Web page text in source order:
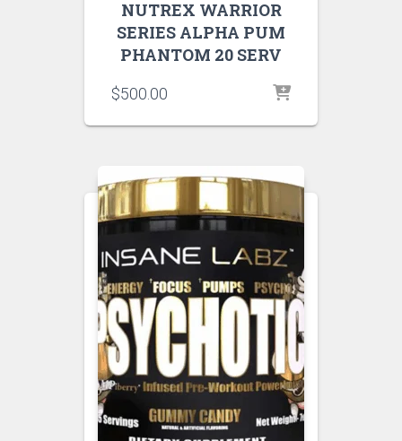
NUTREX WARRIOR
SERIES ALPHA PUM
PHANTOM 20 SERV
$500.00